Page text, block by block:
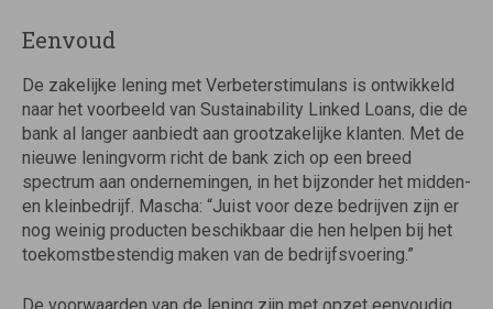
Eenvoud
De zakelijke lening met Verbeterstimulans is ontwikkeld
naar het voorbeeld van Sustainability Linked Loans, die de
bank al langer aanbiedt aan grootzakelijke klanten. Met de
nieuwe leningvorm richt de bank zich op een breed
spectrum aan ondernemingen, in het bijzonder het midden-
en kleinbedrijf. Mascha: “Juist voor deze bedrijven zijn er
nog weinig producten beschikbaar die hen helpen bij het
toekomstbestendig maken van de bedrijfsvoering.”